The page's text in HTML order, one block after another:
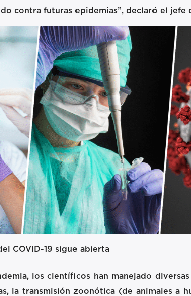
contra futuras epidemias”, declaró el jefe
COVID-19 sigue abierta
los científicos han manejado
la transmisión zoonótica (de animales a